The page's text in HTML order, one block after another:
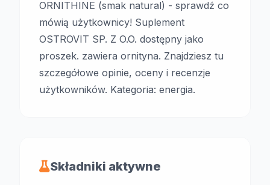
ORNITHINE (smak natural) - sprawdź co
mówią użytkownicy! Suplement
OSTROVIT SP. Z O.O. dostępny jako
proszek. zawiera ornityna. Znajdziesz tu
szczegółowe opinie, oceny i recenzje
użytkowników. Kategoria: energia.
Składniki aktywne